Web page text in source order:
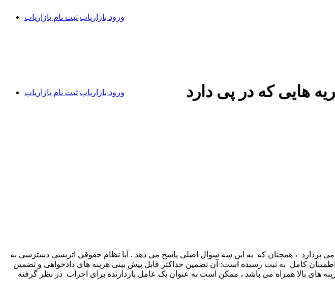
ورود بازاریاب ثبت نام بازاریاب
ورود بازاریاب ثبت نام بازاریاب هایی که در پی دارد
پردازد ، همچنان که به این سه سوال اصلی پاسخ می دهد . آیا نظام حقوقی اتریشی دسترسی به
کامل به ثبت رسیده است: آن تضمین حداکثر قابل پیش بینی هزینه های دادخواهی و تضمین
بالا همراه می باشد ، ممکن است به عنوان یک عامل بازدارنده برای احزاب در نظر گرفته